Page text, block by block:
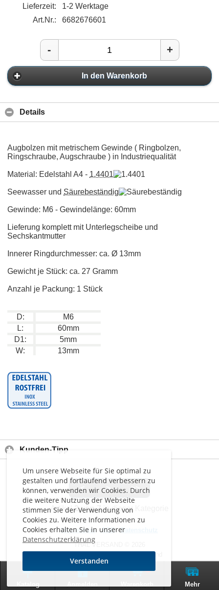
Um unsere Webseite für Sie optimal zu
gestalten und fortlaufend verbessern zu
können, verwenden wir Cookies. Durch
die weitere Nutzung der Webseite
stimmen Sie der Verwendung von
Cookies zu. Weitere Informationen zu
Cookies erhalten Sie in unserer
Datenschutzerklärung
Verstanden
Lieferzeit:
1-2 Werktage
Art.Nr.:
6682676601
- +
In den Warenkorb
Details
Augbolzen mit metrischem Gewinde ( Ringbolzen,
Ringschraube, Augschraube ) in Industriequalität
Material: Edelstahl A4 - 1.4401
Seewasser und Säurebeständig
Gewinde: M6 - Gewindelänge: 60mm
Lieferung komplett mit Unterlegscheibe und
Sechskantmutter
Innerer Ringdurchmesser: ca. Ø 13mm
Gewicht je Stück: ca. 27 Gramm
Anzahl je Packung: 1 Stück
D:
M6
L:
60mm
D1:
5mm
W:
13mm
Kunden-Tipp
< > >>
Artikel2 von 7in dieser Kategorie
Impressum-AGB-Datenschutz
THAL VERSAND © 2026
Alle Preise inkl. MwSt. zzgl. Versand
Zur klassischen Website
Mehr